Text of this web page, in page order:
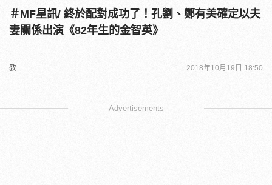
＃MF星訊/ 終於配對成功了！孔劉、鄭有美確定以夫
妻關係出演《82年生的金智英》
教 2018年10月19日 18:50
Advertisements